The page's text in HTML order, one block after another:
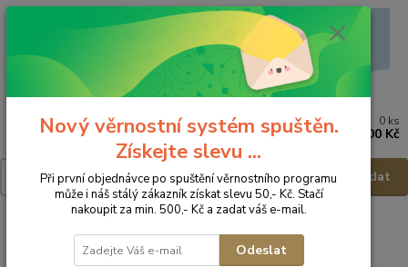
Menu
Hledat
0 ks
0,00 Kč
Nový věrnostní systém spuštěn.
Získejte slevu ...
Při první objednávce po spuštění věrnostního programu
může i náš stálý zákazník získat slevu 50,- Kč. Stačí
nakoupit za min. 500,- Kč a zadat váš e-mail.
Odeslat